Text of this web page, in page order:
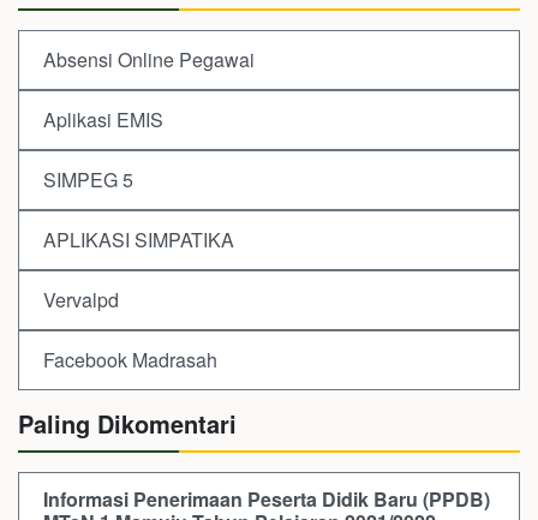
Absensi Online Pegawai
Aplikasi EMIS
SIMPEG 5
APLIKASI SIMPATIKA
Vervalpd
Facebook Madrasah
Paling Dikomentari
Informasi Penerimaan Peserta Didik Baru (PPDB)